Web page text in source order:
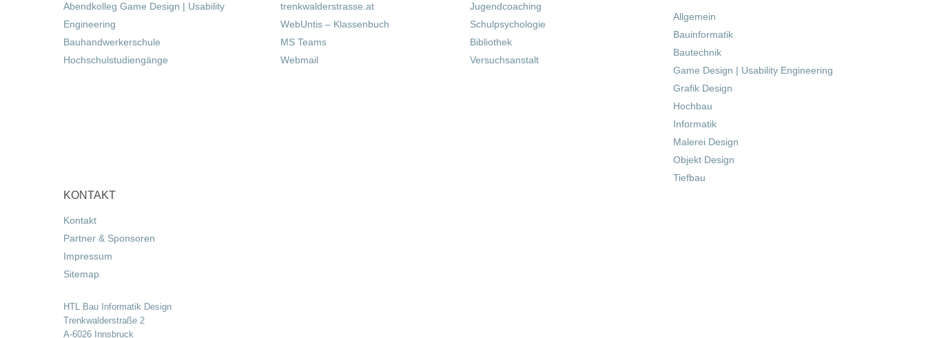
Abendkolleg Game Design | Usability
Engineering
Bauhandwerkerschule
Hochschulstudiengänge
trenkwalderstrasse.at
WebUntis – Klassenbuch
MS Teams
Webmail
Jugendcoaching
Schulpsychologie
Bibliothek
Versuchsanstalt
Allgemein
Bauinformatik
Bautechnik
Game Design | Usability Engineering
Grafik Design
Hochbau
Informatik
Malerei Design
Objekt Design
Tiefbau
KONTAKT
Kontakt
Partner & Sponsoren
Impressum
Sitemap
HTL Bau Informatik Design
Trenkwalderstraße 2
A-6026 Innsbruck